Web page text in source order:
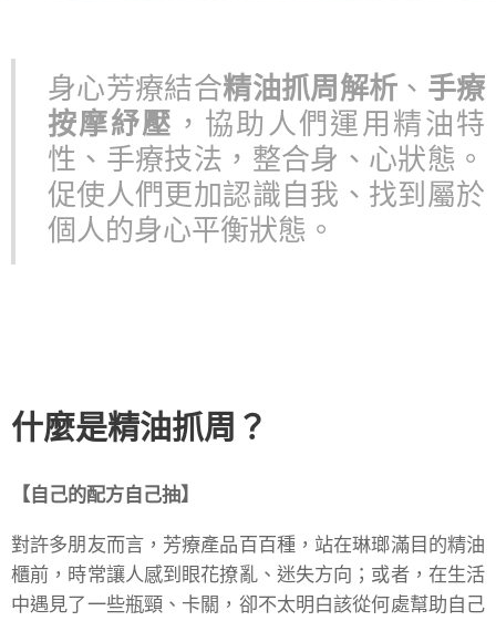
身心芳療結合精油抓周解析 、 手療
按摩紓壓 ，協助人們運用精油特
性、手療技法，整合身、心狀態。
促使人們更加認識自我、找到屬於
個人的身心平衡狀態。
什麼是精油抓周？
【自己的配方自己抽】
對許多朋友而言，芳療產品百百種，站在琳瑯滿目的精油
櫃前，時常讓人感到眼花撩亂、迷失方向；或者，在生活
中遇見了一些瓶頸、卡關，卻不太明白該從何處幫助自己